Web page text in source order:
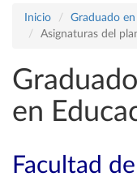
Inicio
Graduado
Asignaturas del
en
Facultad